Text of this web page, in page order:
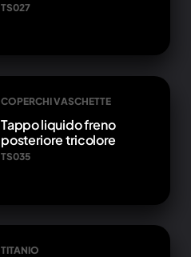
TS027
COPERCHI VASCHETTE
Tappo liquido freno
posteriore tricolore
TS035
TITANIO